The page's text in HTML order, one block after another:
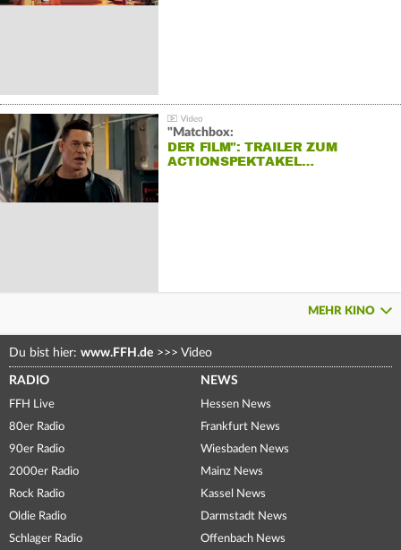
"Matchbox:
DER FILM": TRAILER ZUM
ACTIONSPEKTAKEL…
MEHR KINO
Du bist hier: www.FFH.de >>> Video
RADIO
FFH Live
80er Radio
90er Radio
2000er Radio
Rock Radio
Oldie Radio
Schlager Radio
NEWS
Hessen News
Frankfurt News
Wiesbaden News
Mainz News
Kassel News
Darmstadt News
Offenbach News